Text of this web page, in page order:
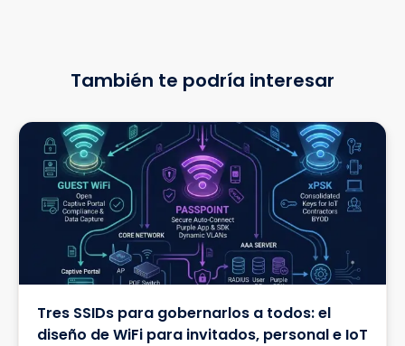
También te podría interesar
Tres SSIDs para gobernarlos a todos: el
diseño de WiFi para invitados, personal e IoT